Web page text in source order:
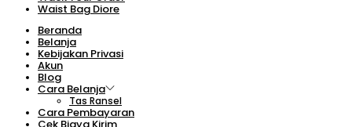
Waist Bag Diore
Beranda
Belanja
Kebijakan Privasi
Akun
Blog
Cara Belanja
Tas Ransel
Cara Pembayaran
Cek Biaya Kirim